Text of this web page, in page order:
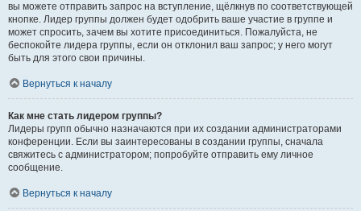
вы можете отправить запрос на вступление, щёлкнув по соответствующей
кнопке. Лидер группы должен будет одобрить ваше участие в группе и
может спросить, зачем вы хотите присоединиться. Пожалуйста, не
беспокойте лидера группы, если он отклонил ваш запрос; у него могут
быть для этого свои причины.
Вернуться к началу
Как мне стать лидером группы?
Лидеры групп обычно назначаются при их создании администраторами
конференции. Если вы заинтересованы в создании группы, сначала
свяжитесь с администратором; попробуйте отправить ему личное
сообщение.
Вернуться к началу